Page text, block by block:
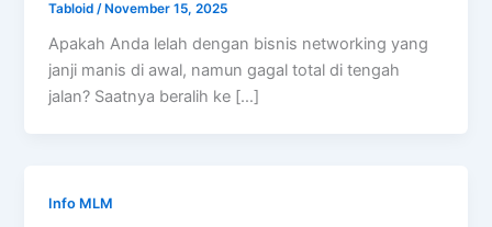
Tabloid /November 15, 2025
Apakah Anda lelah dengan bisnis networking yang
janji manis di awal, namun gagal total di tengah
jalan? Saatnya beralih ke […]
Info MLM